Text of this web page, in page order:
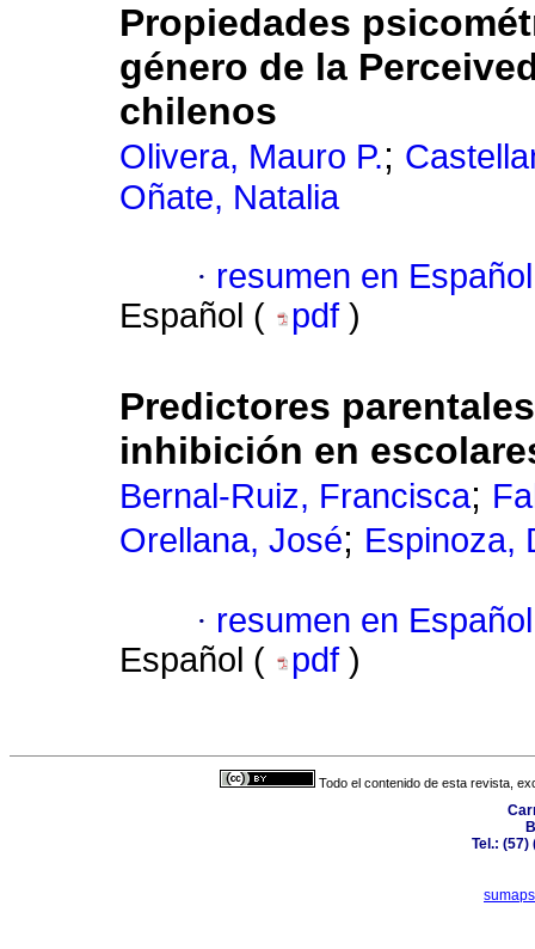
Propiedades
género de la
chilenos
Olivera, Mauro P.;
Oñate, Natalia
· resumen en Español
Español (
pdf )
Predictores
inhibición en
Bernal-Ruiz, Francisca;
Orellana, José; Espinoza,
· resumen en Español
Español (
pdf )
Todo el contenido de esta revista,
Tel.: (57)